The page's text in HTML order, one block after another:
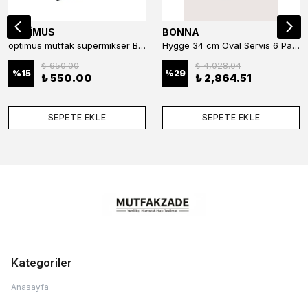
OPTİMUS
optimus mutfak supermıkser Bar Konteyner 6'lı 50×16×9 cm Kapaklı Polikarbon Organizer Bar & Kafe
%15
₺ 650.00
₺ 550.00
SEPETE EKLE
BONNA
Hygge 34 cm Oval Servis 6 Parça
%29
₺ 4,028.04
₺ 2,864.51
SEPETE EKLE
Kategoriler
Anasayfa